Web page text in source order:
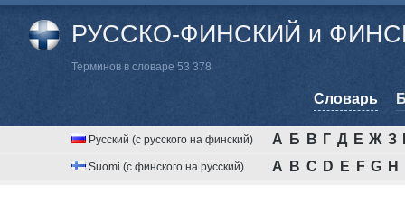
РУССКО-ФИНСКИЙ и
Терминов в словаре 53 378
Cловарь
Русский (с русского на финский) А Б В Г Д Е Ж З
Suomi (с финского на русский) A B C D E F G H